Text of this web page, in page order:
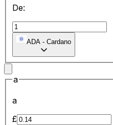
De:
ADA - Cardano
a
a
£